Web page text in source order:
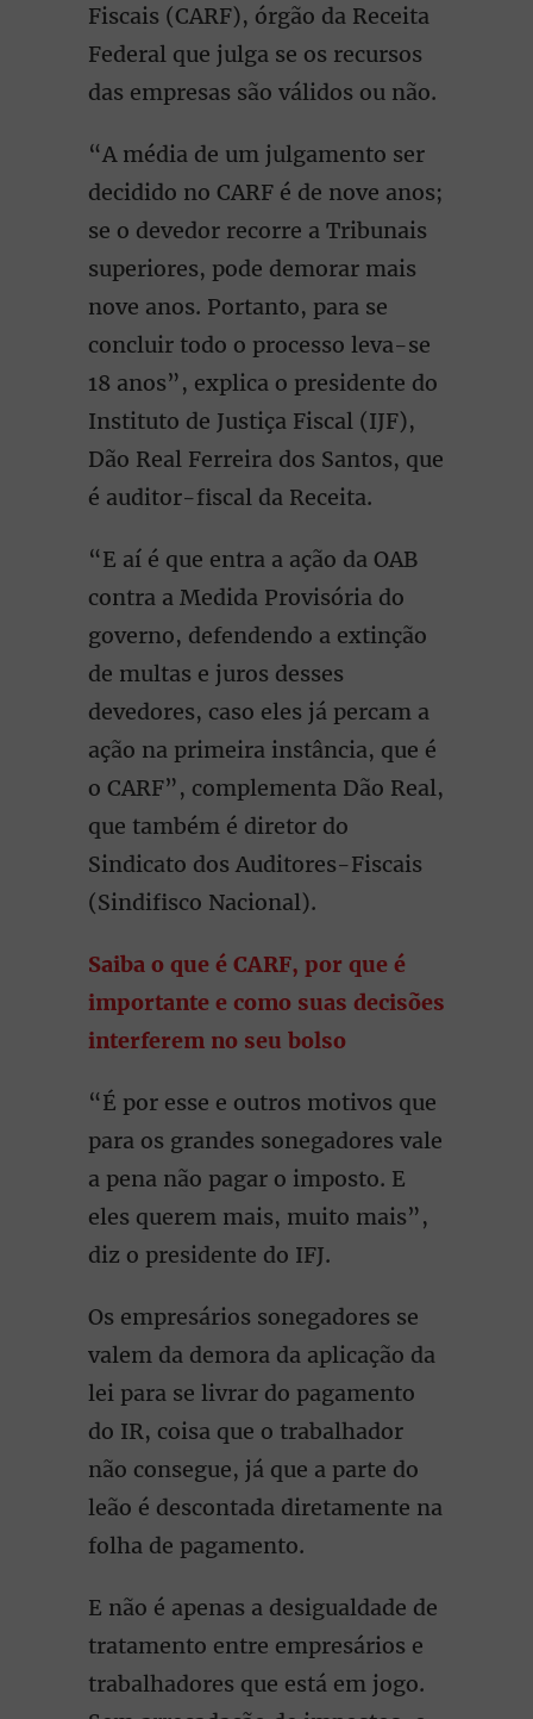
Fiscais (CARF), órgão da Receita
Federal que julga se os recursos
das empresas são válidos ou não.
“A média de um julgamento ser
decidido no CARF é de nove anos;
se o devedor recorre a Tribunais
superiores, pode demorar mais
nove anos. Portanto, para se
concluir todo o processo leva-se
18 anos”, explica o presidente do
Instituto de Justiça Fiscal (IJF),
Dão Real Ferreira dos Santos, que
é auditor-fiscal da Receita.
“E aí é que entra a ação da OAB
contra a Medida Provisória do
governo, defendendo a extinção
de multas e juros desses
devedores, caso eles já percam a
ação na primeira instância, que é
o CARF”, complementa Dão Real,
que também é diretor do
Sindicato dos Auditores-Fiscais
(Sindifisco Nacional).
Saiba o que é CARF, por que é
importante e como suas decisões
interferem no seu bolso
“É por esse e outros motivos que
para os grandes sonegadores vale
a pena não pagar o imposto. E
eles querem mais, muito mais”,
diz o presidente do IFJ.
Os empresários sonegadores se
valem da demora da aplicação da
lei para se livrar do pagamento
do IR, coisa que o trabalhador
não consegue, já que a parte do
leão é descontada diretamente na
folha de pagamento.
E não é apenas a desigualdade de
tratamento entre empresários e
trabalhadores que está em jogo.